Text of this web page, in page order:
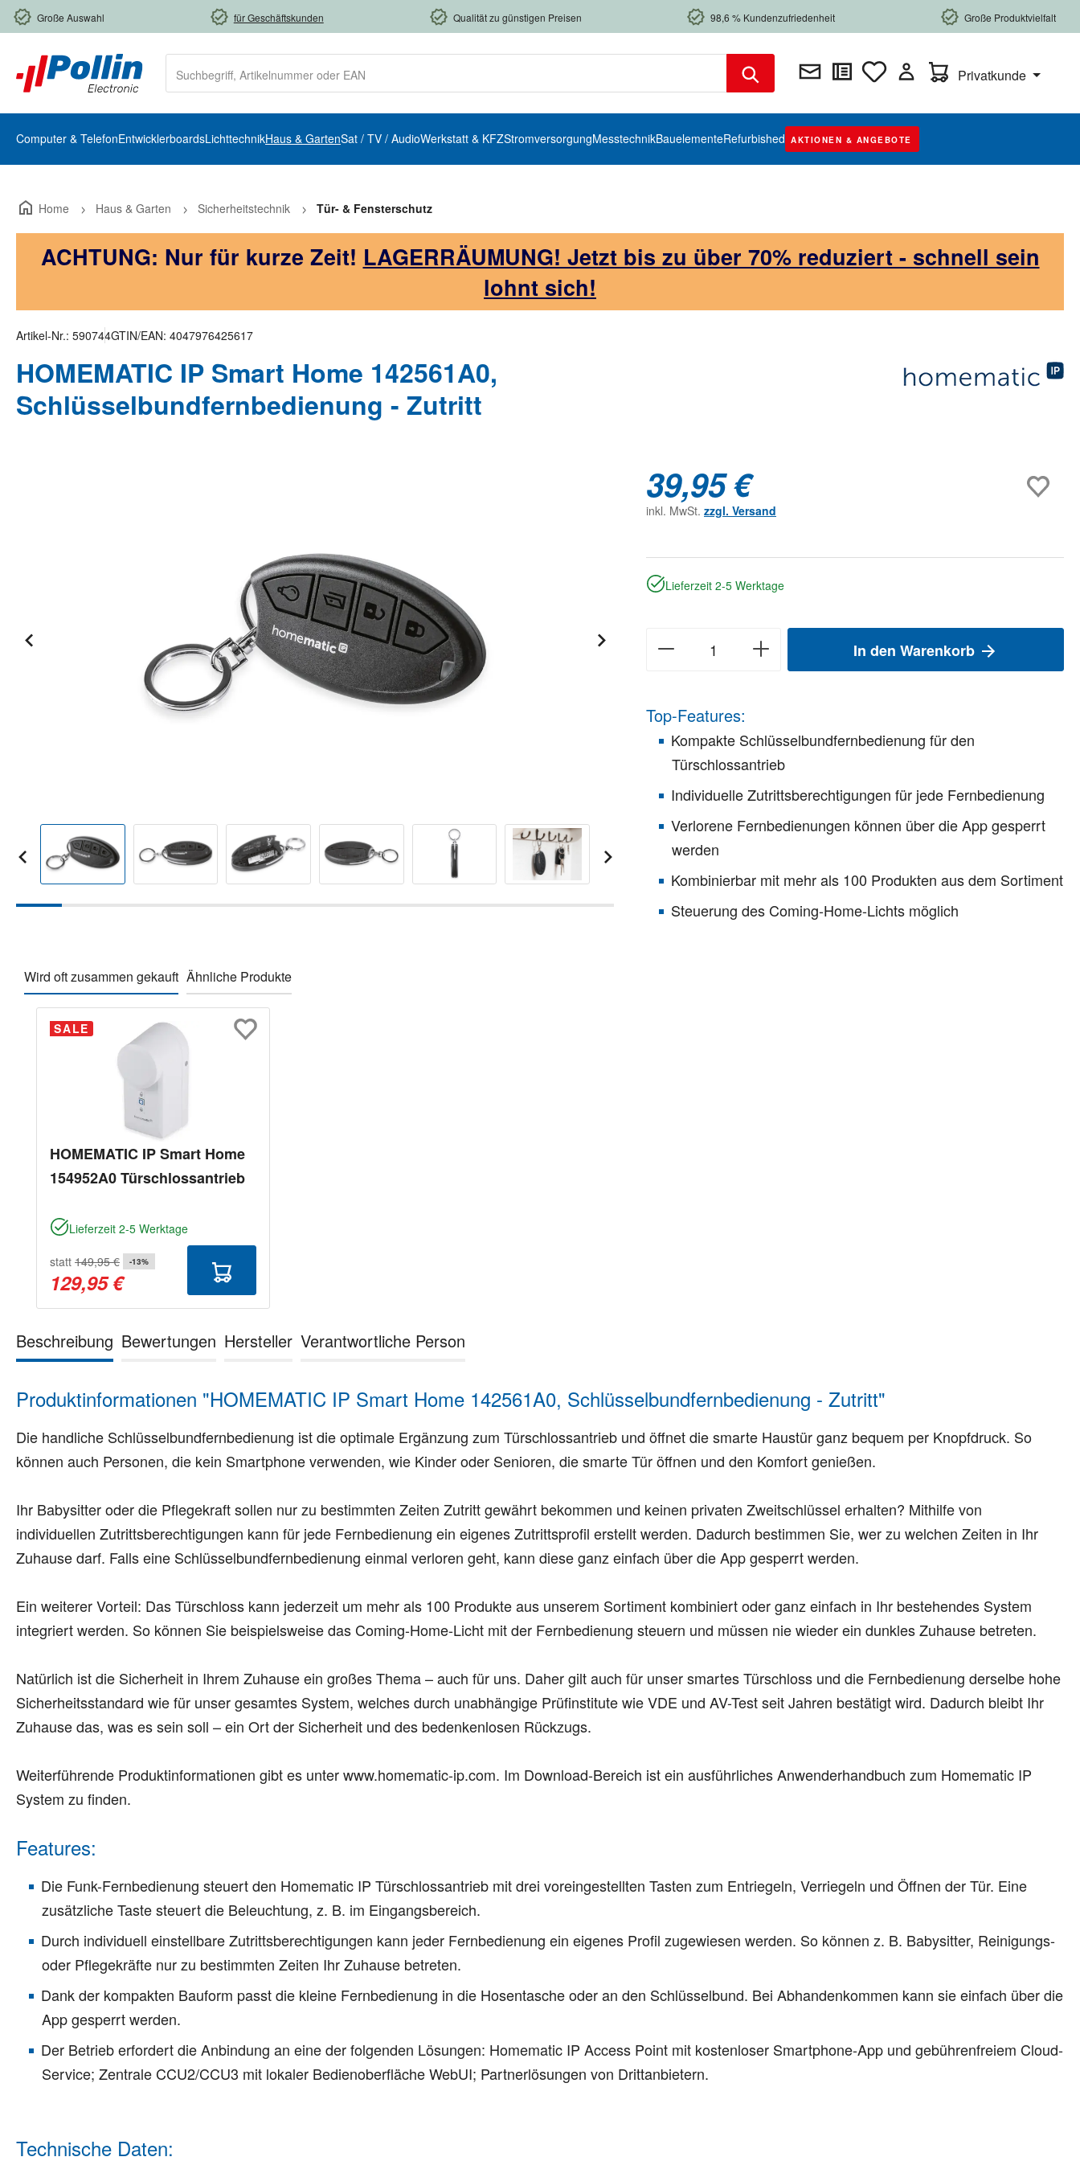
Hauptinhalt springen
Zur Suche springen
Zur Hauptnavigation springen
Große Auswahl für Geschäftskunden Qualität zu günstigen Preisen 98,6 % Kundenzufriedenheit Große Produktvielfalt
Warenkorb enthält 0
Privatkunde
Computer & TelefonEntwicklerboardsLichttechnikHaus & GartenSat / TV / AudioWerkstatt & KFZStromversorgungMesstechnikBauelementeRefurbished AKTIONEN & ANGEBOTE
Home Haus & Garten Sicherheitstechnik Tür- & Fensterschutz
ACHTUNG: Nur für kurze Zeit! LAGERRÄUMUNG! Jetzt bis zu über 70% reduziert - schnell sein
lohnt sich!
Artikel-Nr.: 590744GTIN/EAN: 4047976425617
HOMEMATIC IP Smart Home 142561A0,
Schlüsselbundfernbedienung - Zutritt
39,95 €
inkl. MwSt. zzgl. Versand
Lieferzeit 2-5 Werktage
In den Warenkorb
Top-Features:
Kompakte Schlüsselbundfernbedienung für den
Türschlossantrieb
Individuelle Zutrittsberechtigungen für jede Fernbedienung
Verlorene Fernbedienungen können über die App gesperrt
werden
Kombinierbar mit mehr als 100 Produkten aus dem Sortiment
Steuerung des Coming-Home-Lichts möglich
Wird oft zusammen gekauft Ähnliche Produkte
Produktgalerie überspringen
SALE
HOMEMATIC IP Smart Home
154952A0 Türschlossantrieb
Lieferzeit 2-5 Werktage
statt 149,95 € -13%
129,95 €
Beschreibung Bewertungen Hersteller Verantwortliche Person
Produktinformationen "HOMEMATIC IP Smart Home 142561A0, Schlüsselbundfernbedienung - Zutritt"
Die handliche Schlüsselbundfernbedienung ist die optimale Ergänzung zum Türschlossantrieb und öffnet die smarte Haustür ganz bequem per Knopfdruck. So
können auch Personen, die kein Smartphone verwenden, wie Kinder oder Senioren, die smarte Tür öffnen und den Komfort genießen.
Ihr Babysitter oder die Pflegekraft sollen nur zu bestimmten Zeiten Zutritt gewährt bekommen und keinen privaten Zweitschlüssel erhalten? Mithilfe von
individuellen Zutrittsberechtigungen kann für jede Fernbedienung ein eigenes Zutrittsprofil erstellt werden. Dadurch bestimmen Sie, wer zu welchen Zeiten in Ihr
Zuhause darf. Falls eine Schlüsselbundfernbedienung einmal verloren geht, kann diese ganz einfach über die App gesperrt werden.
Ein weiterer Vorteil: Das Türschloss kann jederzeit um mehr als 100 Produkte aus unserem Sortiment kombiniert oder ganz einfach in Ihr bestehendes System
integriert werden. So können Sie beispielsweise das Coming-Home-Licht mit der Fernbedienung steuern und müssen nie wieder ein dunkles Zuhause betreten.
Natürlich ist die Sicherheit in Ihrem Zuhause ein großes Thema – auch für uns. Daher gilt auch für unser smartes Türschloss und die Fernbedienung derselbe hohe
Sicherheitsstandard wie für unser gesamtes System, welches durch unabhängige Prüfinstitute wie VDE und AV-Test seit Jahren bestätigt wird. Dadurch bleibt Ihr
Zuhause das, was es sein soll – ein Ort der Sicherheit und des bedenkenlosen Rückzugs.
Weiterführende Produktinformationen gibt es unter www.homematic-ip.com. Im Download-Bereich ist ein ausführliches Anwenderhandbuch zum Homematic IP
System zu finden.
Features:
Die Funk-Fernbedienung steuert den Homematic IP Türschlossantrieb mit drei voreingestellten Tasten zum Entriegeln, Verriegeln und Öffnen der Tür. Eine
zusätzliche Taste steuert die Beleuchtung, z. B. im Eingangsbereich.
Durch individuell einstellbare Zutrittsberechtigungen kann jeder Fernbedienung ein eigenes Profil zugewiesen werden. So können z. B. Babysitter, Reinigungs-
oder Pflegekräfte nur zu bestimmten Zeiten Ihr Zuhause betreten.
Dank der kompakten Bauform passt die kleine Fernbedienung in die Hosentasche oder an den Schlüsselbund. Bei Abhandenkommen kann sie einfach über die
App gesperrt werden.
Der Betrieb erfordert die Anbindung an eine der folgenden Lösungen: Homematic IP Access Point mit kostenloser Smartphone-App und gebührenfreiem Cloud-
Service; Zentrale CCU2/CCU3 mit lokaler Bedienoberfläche WebUI; Partnerlösungen von Drittanbietern.
Technische Daten: